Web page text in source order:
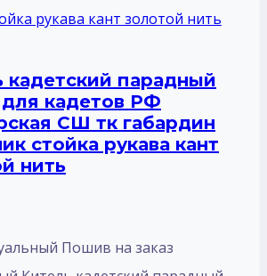
кадетский парадный
кадетов РФ
СШ тк габардин
стойка рукава кант
нить
Пошив на заказ